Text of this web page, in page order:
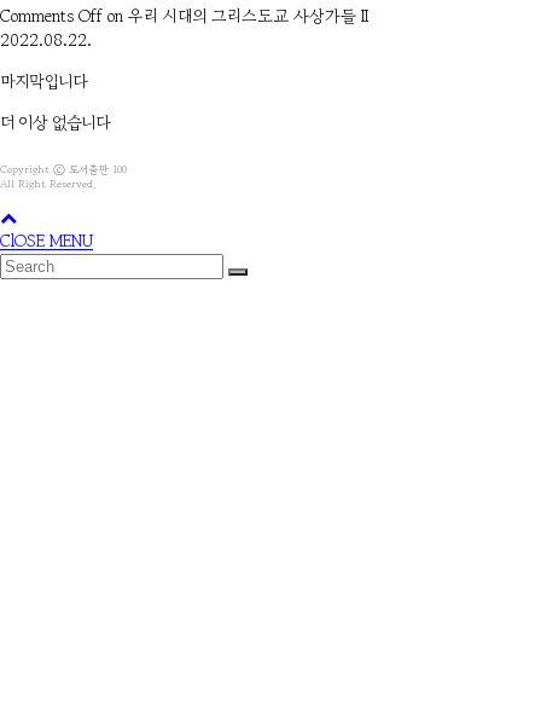
Comments Off on 우리 시대의 그리스도교 사상가들 II
2022.08.22.
마지막입니다
더 이상 없습니다
Copyright ⓒ 도서출판 100
All Right Reserved.
ClOSE MENU